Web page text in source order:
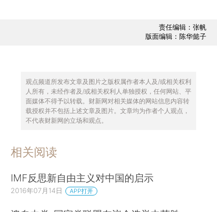
责任编辑：张帆
版面编辑：陈华懿子
观点频道所发布文章及图片之版权属作者本人及/或相关权利
人所有，未经作者及/或相关权利人单独授权，任何网站、平
面媒体不得予以转载。财新网对相关媒体的网站信息内容转
载授权并不包括上述文章及图片。文章均为作者个人观点，
不代表财新网的立场和观点。
相关阅读
IMF反思新自由主义对中国的启示
2016年07月14日 APP打开